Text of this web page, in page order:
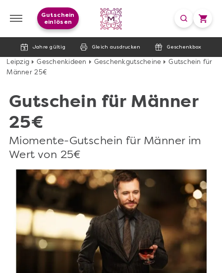
Jahre gültig Gleich ausdrucken Geschenkbox
Gutschein
einlösen
Leipzig Geschenkideen Geschenkgutscheine
Gutschein für
Männer 25€
Gutschein für Männer
25€
Miomente-Gutschein für Männer im
Wert von 25€